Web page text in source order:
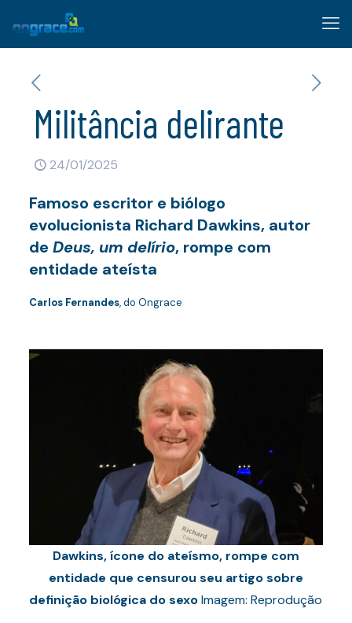
Militância delirante
24/01/2025
Famoso escritor e biólogo
evolucionista Richard Dawkins, autor
de Deus, um delírio, rompe com
entidade ateísta
Carlos Fernandes, do Ongrace
Dawkins, ícone do ateísmo, rompe com
entidade que censurou seu artigo sobre
definição biológica do sexoImagem: Reprodução